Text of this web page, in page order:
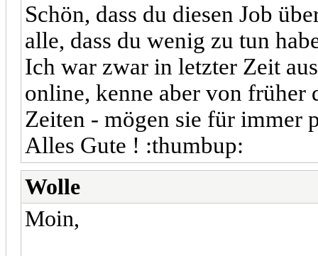
Schön, dass du diesen Job
alle, dass du wenig zu tun
Ich war zwar in letzter Zeit
online, kenne aber von
Zeiten - mögen sie für immer
Alles Gute ! :thumbup:
Wolle
Moin,